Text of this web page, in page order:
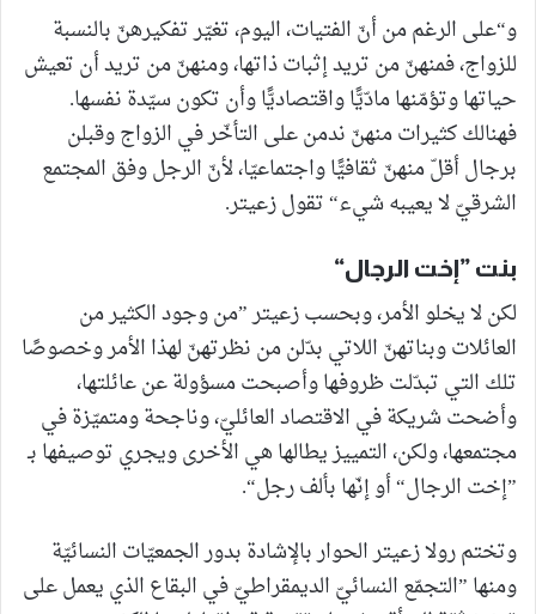
و“على الرغم من أنّ الفتيات، اليوم، تغيّر تفكيرهنّ بالنسبة
للزواج، فمنهنّ من تريد إثبات ذاتها، ومنهنّ من تريد أن تعيش
حياتها وتؤمّنها مادّيًّا واقتصاديًّا وأن تكون سيّدة نفسها.
فهنالك كثيرات منهنّ ندمن على التأخّر في الزواج وقبلن
برجال أقلّ منهنّ ثقافيًّا واجتماعيّا، لأنّ الرجل وفق المجتمع
الشرقيّ لا يعيبه شيء“ تقول زعيتر.
بنت ”إخت الرجال“
لكن لا يخلو الأمر، وبحسب زعيتر ”من وجود الكثير من
العائلات وبناتهنّ اللاتي بدّلن من نظرتهنّ لهذا الأمر وخصوصًا
تلك التي تبدّلت ظروفها وأصبحت مسؤولة عن عائلتها،
وأضحت شريكة في الاقتصاد العائليّ، وناجحة ومتميّزة في
مجتمعها، ولكن، التمييز يطالها هي الأخرى ويجري توصيفها بـ
”إخت الرجال“ أو إنّها بألف رجل“.
وتختم رولا زعيتر الحوار بالإشادة بدور الجمعيّات النسائيّة
ومنها ”التجمّع النسائيّ الديمقراطيّ في البقاع الذي يعمل على